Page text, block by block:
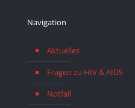
Navigation
Aktuelles
Fragen zu HIV & AIDS
Notfall